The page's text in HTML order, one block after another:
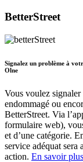
BetterStreet
Signalez un problème à
Olne
Vous voulez
endommagé ou
BetterStreet. Via
formulaire web),
et d’une catégorie.
service adéquat
action. En savoir